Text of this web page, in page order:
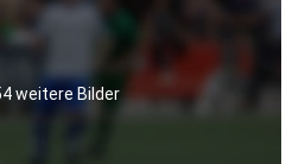
weitere Bilder